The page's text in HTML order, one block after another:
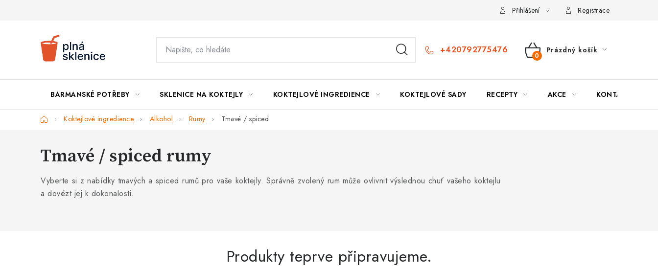
Přihlášení Registrace
+420792775476
Nákupní
Prázdný košík
BARMANSKÉ POTŘEBY SKLENICE NA KOKTEJLY KOKTEJLOVÉ INGREDIENCE KOKTEJLOVÉ SADY RECEPTY AKCE KONTAKTY
DomůKoktejlové ingredience Alkohol Rumy Tmavé / spiced
Tmavé / spiced rumy
Vyberte si z nabídky tmavých a spiced rumů pro vaše koktejly. Správně zvolený rum může ovlivnit výslednou chuť vašeho koktejlu
a dovézt jej k dokonalosti.
Produkty teprve připravujeme.